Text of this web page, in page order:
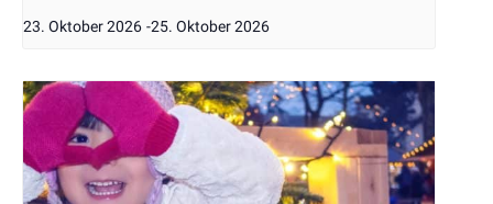
23. Oktober 2026 -25. Oktober 2026